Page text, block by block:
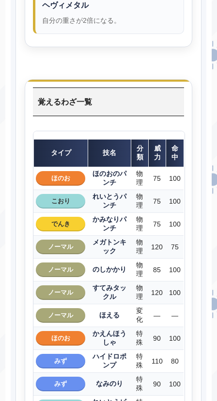
ヘヴィメタル
自分の重さが2倍になる。
覚えるわざ一覧
タイプ 技名
分
類
威
力
命
中
ほのお
ほのおのパ
ンチ
物
理
75 100
こおり
れいとうパ
ンチ
物
理
75 100
でんき
かみなりパ
ンチ
物
理
75 100
ノーマル
メガトンキ
ック
物
理
120 75
ノーマル のしかかり
物
理
85 100
ノーマル
すてみタッ
クル
物
理
120 100
ノーマル ほえる
変
化
― ―
ほのお
かえんほう
しゃ
特
殊
90 100
みず
ハイドロポ
ンプ
特
殊
110 80
みず なみのり
特
殊
90 100